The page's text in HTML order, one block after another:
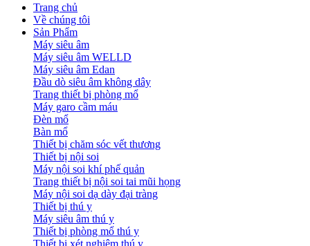
Trang chủ
Về chúng tôi
Sản Phẩm
Máy siêu âm
Máy siêu âm WELLD
Máy siêu âm Edan
Đầu dò siêu âm không dây
Trang thiết bị phòng mổ
Máy garo cầm máu
Đèn mổ
Bàn mổ
Thiết bị chăm sóc vết thương
Thiết bị nội soi
Máy nội soi khí phế quản
Trang thiết bị nội soi tai mũi họng
Máy nội soi dạ dày đại tràng
Thiết bị thú y
Máy siêu âm thú y
Thiết bị phòng mổ thú y
Thiết bị xét nghiệm thú y